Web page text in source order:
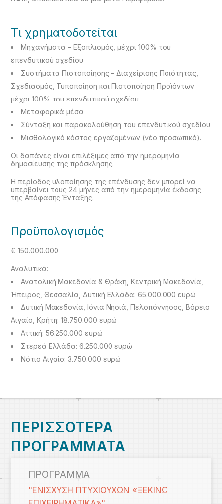
Τι χρηματοδοτείται
Μηχανήματα – Εξοπλισμός, μέχρι 100% του
επενδυτικού σχεδίου
Συστήματα Πιστοποίησης – Διαχείρισης Ποιότητας,
Σχεδιασμός, Τυποποίηση και Πιστοποίηση Προϊόντων
μέχρι 100% του επενδυτικού σχεδίου
Μεταφορικά μέσα
Σύνταξη και παρακολούθηση του επενδυτικού σχεδίου
Μισθολογικό κόστος εργαζομένων (νέο προσωπικό).
Οι δαπάνες είναι επιλέξιμες από την ημερομηνία
δημοσίευσης της πρόσκλησης.
Η περίοδος υλοποίησης της επένδυσης δεν μπορεί να
υπερβαίνει τους 24 μήνες από την ημερομηνία έκδοσης
της Απόφασης Ένταξης.
Προϋπολογισμός
€ 150.000.000
Αναλυτικά:
Ανατολική Μακεδονία & Θράκη, Κεντρική Μακεδονία,
Ήπειρος, Θεσσαλία, Δυτική Ελλάδα: 65.000.000 ευρώ
Δυτική Μακεδονία, Ιόνια Νησιά, Πελοπόννησος, Βόρειο
Αιγαίο, Κρήτη: 18.750.000 ευρώ
Αττική: 56.250.000 ευρώ
Στερεά Ελλάδα: 6.250.000 ευρώ
Νότιο Αιγαίο: 3.750.000 ευρώ
ΠΕΡΙΣΣΟΤΕΡΑ
ΠΡΟΓΡΑΜΜΑΤΑ
ΠΡΟΓΡΑΜΜΑ
"ΕΝΙΣΧΥΣΗ ΠΤΥΧΙΟΥΧΩΝ «ΞΕΚΙΝΩ